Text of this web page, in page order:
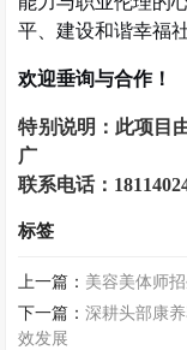
平、建设和谐幸福
欢迎垂询与合作！
特别说明：此项目
广
联系电话：
标签
上一篇： 美容美体师
下一篇：深耕头部康
效发展